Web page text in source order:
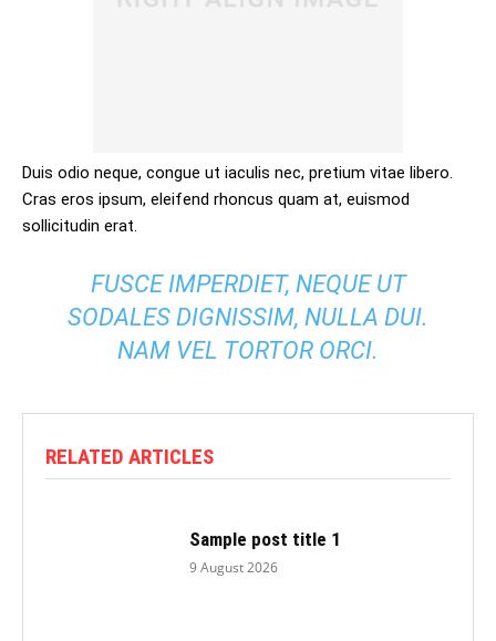
Duis odio neque, congue ut iaculis nec, pretium vitae libero.
Cras eros ipsum, eleifend rhoncus quam at, euismod
sollicitudin erat.
FUSCE IMPERDIET, NEQUE UT
SODALES DIGNISSIM, NULLA DUI.
NAM VEL TORTOR ORCI.
RELATED ARTICLES
Sample post title 1
9 August 2026